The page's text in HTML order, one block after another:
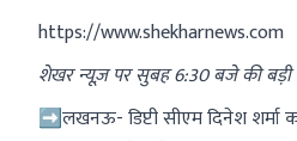
https://www.shekharnews.com
शेखर न्यूज़ पर सुबह 6:30 बजे की
➡लखनऊ- डिप्टी सीएम दिनेश शर्मा